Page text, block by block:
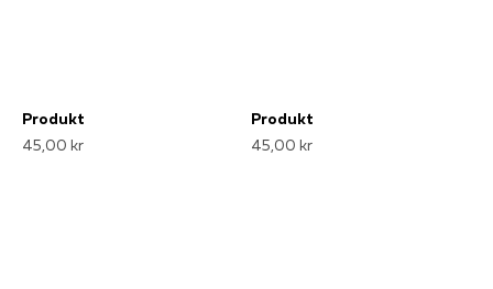
Produkt
45,00 kr
Produkt
45,00 kr